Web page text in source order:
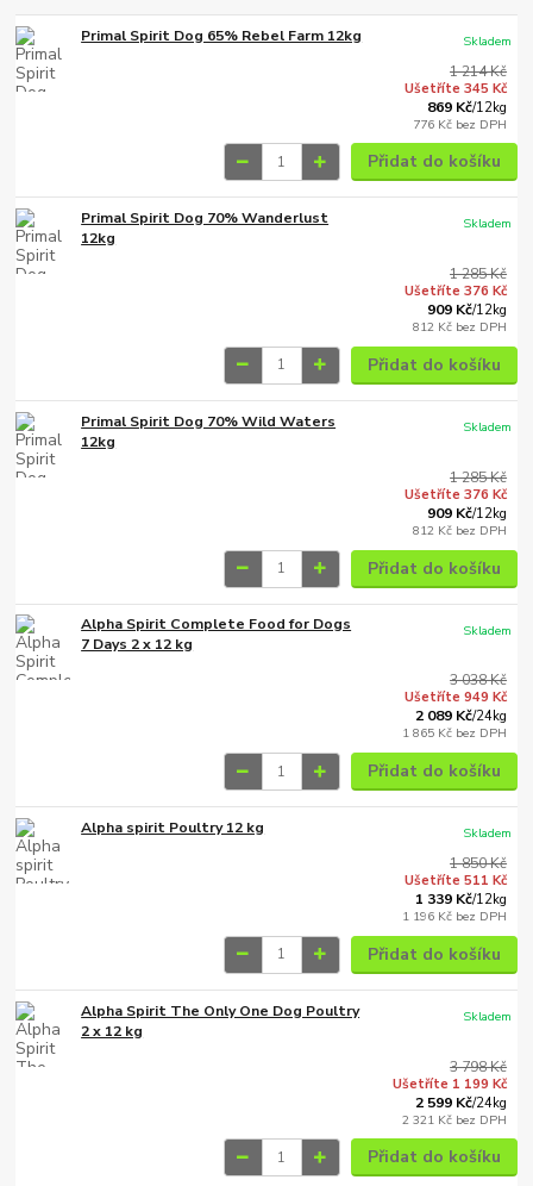
Primal Spirit Dog 65% Rebel Farm 12kg
1 214 Kč
Ušetříte 345 Kč
869 Kč/12kg
776 Kč bez DPH
Skladem
Přidat do košíku
Primal Spirit Dog 70% Wanderlust
12kg
1 285 Kč
Ušetříte 376 Kč
909 Kč/12kg
812 Kč bez DPH
Skladem
Přidat do košíku
Primal Spirit Dog 70% Wild Waters
12kg
1 285 Kč
Ušetříte 376 Kč
909 Kč/12kg
812 Kč bez DPH
Skladem
Přidat do košíku
Alpha Spirit Complete Food for Dogs
7 Days 2 x 12 kg
3 038 Kč
Ušetříte 949 Kč
2 089 Kč/24kg
1 865 Kč bez DPH
Skladem
Přidat do košíku
Alpha spirit Poultry 12 kg
1 850 Kč
Ušetříte 511 Kč
1 339 Kč/12kg
1 196 Kč bez DPH
Skladem
Přidat do košíku
Alpha Spirit The Only One Dog Poultry
2 x 12 kg
3 798 Kč
Ušetříte 1 199 Kč
2 599 Kč/24kg
2 321 Kč bez DPH
Skladem
Přidat do košíku